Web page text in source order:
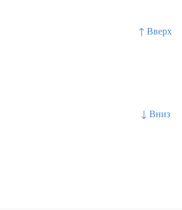
↑ Вверх
↓ Вниз